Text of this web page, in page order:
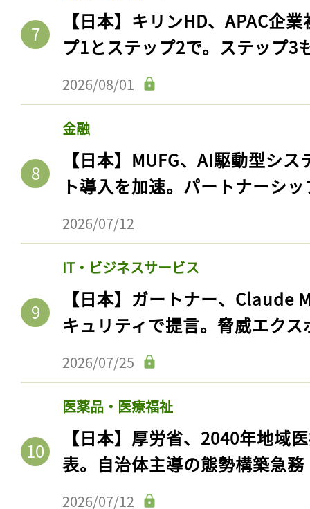
【日本】キリンHD、APAC企
プ1とステップ2で。ステップ3
2026/08/01
金融
【日本】MUFG、AI駆動型シ
ト導入を加速。パートナーシ
2026/07/12
IT・ビジネスサービス
【日本】ガートナー、Claude
キュリティで提言。脅威エク
2026/07/25
医薬品・医療福祉
【日本】厚労省、2040年地域
表。自治体主導の態勢構築急務
2026/07/12